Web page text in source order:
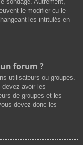
sondage. Autrement,
le modifier ou le
les intitulés en
forum ?
utilisateurs ou groupes.
devez avoir les
de groupes et les
devez donc les